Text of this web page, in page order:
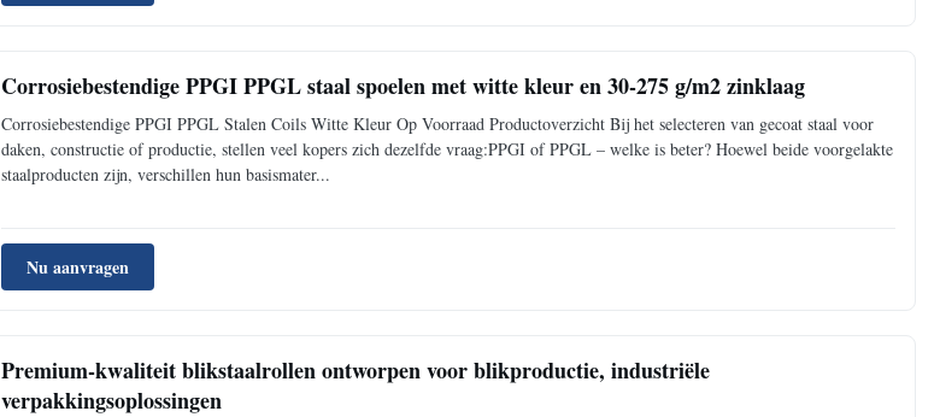
Corrosiebestendige PPGI PPGL staal spoelen met witte kleur en 30-275 g/m2 zinklaag
Corrosiebestendige PPGI PPGL Stalen Coils Witte Kleur Op Voorraad Productoverzicht Bij het selecteren van gecoat staal voor
daken, constructie of productie, stellen veel kopers zich dezelfde vraag:PPGI of PPGL – welke is beter? Hoewel beide voorgelakte
staalproducten zijn, verschillen hun basismater...
Nu aanvragen
Premium-kwaliteit blikstaalrollen ontworpen voor blikproductie, industriële
verpakkingsoplossingen